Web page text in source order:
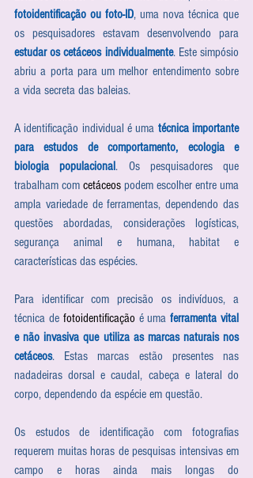
fotoidentificação ou foto-ID, uma nova técnica que
estudar os cetáceos individualmente. Este simpósio
abriu a porta para um melhor entendimento sobre
a vida secreta das baleias.
A identificação individual é uma técnica importante
para estudos de comportamento, ecologia e
biologia populacional. Os pesquisadores que
trabalham com cetáceos podem escolher entre uma
ampla variedade de ferramentas, dependendo das
questões abordadas, considerações logísticas,
segurança animal e humana, habitat e
características das espécies.
Para identificar com precisão os indivíduos, a
técnica de fotoidentificação é uma ferramenta vital
e não invasiva que utiliza as marcas naturais nos
cetáceos. Estas marcas estão presentes nas
nadadeiras dorsal e caudal, cabeça e lateral do
corpo, dependendo da espécie em questão.
Os estudos de identificação com fotografias
requerem muitas horas de pesquisas intensivas em
campo e horas ainda mais longas do